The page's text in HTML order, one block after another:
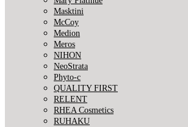
Masktini
McCoy
Medion
Meros
NIHON
NeoStrata
Phyto-c
QUALITY FIRST
RELENT
RHEA Cosmetics
RUHAKU